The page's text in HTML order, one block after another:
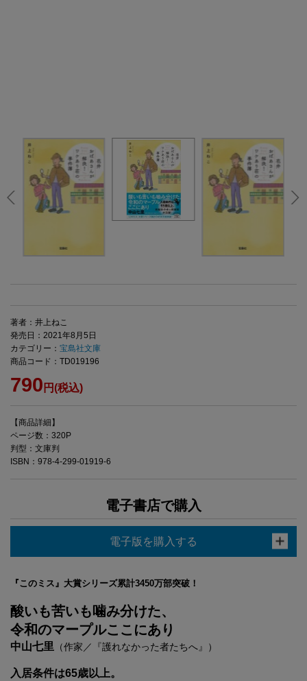
著者：井上ねこ
発売日：2021年8月5日
カテゴリー： 宝島社文庫
商品コード：TD019196
790 円(税込)
【商品詳細】
ページ数：320P
判型：文庫判
ISBN：978-4-299-01919-6
電子書店で購入
電子版を購入する
『このミス』大賞シリーズ累計3450万部突破！
酸いも苦いも噛み分けた、
令和のマープルここにあり
中山七里 （作家／『護れなかった者たちへ』）
入居条件は65歳以上。